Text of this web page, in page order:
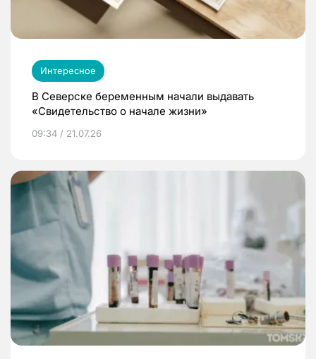
Интересное
В Северске беременным начали выдавать
«Свидетельство о начале жизни»
09:34 / 21.07.26